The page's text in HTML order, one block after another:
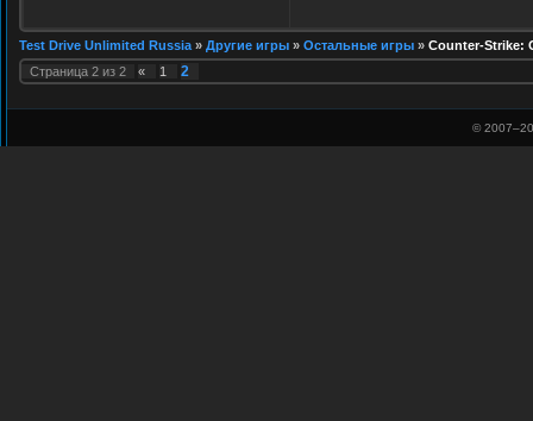
Test Drive Unlimited Russia » Другие игры » Остальные игры » Counter-Strike:
Страница 2 из 2 « 1 2
© 2007–